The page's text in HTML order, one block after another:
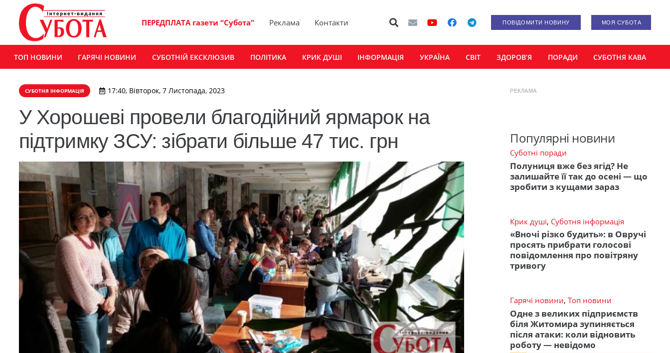
ПЕРЕДПЛАТА газети “Субота” Реклама Контакти ПОВІДОМИТИ НОВИНУ МОЯ СУБОТА
ТОП НОВИНИ ГАРЯЧІ НОВИНИ СУБОТНІЙ ЕКСКЛЮЗИВ ПОЛІТИКА КРИК ДУШІ ІНФОРМАЦІЯ УКРАЇНА СВІТ ЗДОРОВ’Я ПОРАДИ СУБОТНЯ КАВА
СУБОТНЯ ІНФОРМАЦІЯ 17:40, Вівторок, 7 Листопада, 2023
У Хорошеві провели благодійний ярмарок на
підтримку ЗСУ: зібрати більше 47 тис. грн
РЕКЛАМА
Популярні новини
Суботні поради
Полуниця вже без ягід? Не
залишайте її так до осені — що
зробити з кущами зараз
Крик душі, Суботня інформація
«Вночі різко будить»: в Овручі
просять прибрати голосові
повідомлення про повітряну
тривогу
Гарячі новини, Топ новини
Одне з великих підприємств
біля Житомира зупиняється
після атаки: коли відновить
роботу — невідомо